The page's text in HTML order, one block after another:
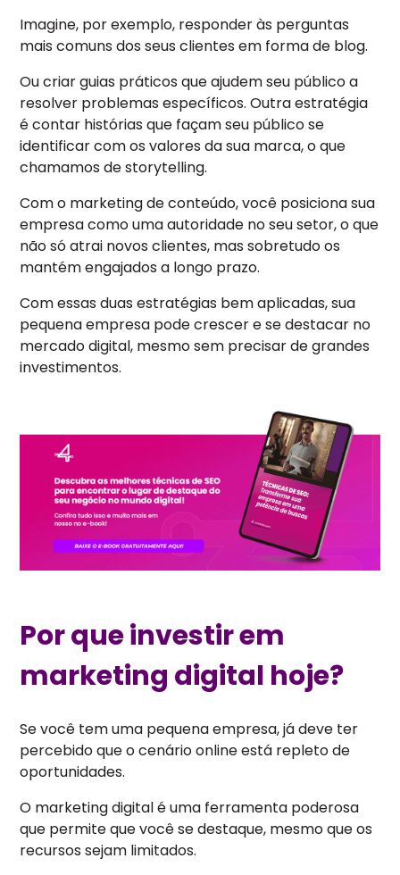
Imagine, por exemplo, responder às perguntas
mais comuns dos seus clientes em forma de blog.
Ou criar guias práticos que ajudem seu público a
resolver problemas específicos. Outra estratégia
é contar histórias que façam seu público se
identificar com os valores da sua marca, o que
chamamos de storytelling.
Com o marketing de conteúdo, você posiciona sua
empresa como uma autoridade no seu setor, o que
não só atrai novos clientes, mas sobretudo os
mantém engajados a longo prazo.
Com essas duas estratégias bem aplicadas, sua
pequena empresa pode crescer e se destacar no
mercado digital, mesmo sem precisar de grandes
investimentos.
Por que investir em
marketing digital hoje?
Se você tem uma pequena empresa, já deve ter
percebido que o cenário online está repleto de
oportunidades.
O marketing digital é uma ferramenta poderosa
que permite que você se destaque, mesmo que os
recursos sejam limitados.